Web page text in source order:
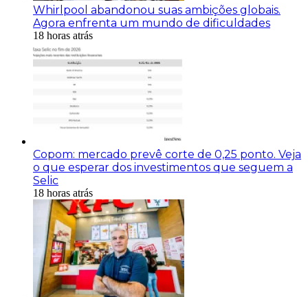
Whirlpool abandonou suas ambições globais.
Agora enfrenta um mundo de dificuldades
18 horas atrás
Copom: mercado prevê corte de 0,25 ponto. Veja
o que esperar dos investimentos que seguem a
Selic
18 horas atrás